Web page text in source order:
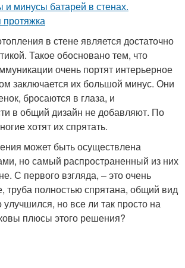
в стене является достаточно
Такое обосновано тем, что
очень портят интерьерное
заключается их большой минус. Они
бросаются в глаза, и
в общий дизайн не добавляют. По
хотят их спрятать.
может быть осуществлена
но самый распространенный из них
С первого взгляда, – это очень
труба полностью спрятана, общий вид
но все ли так просто на
плюсы этого решения?